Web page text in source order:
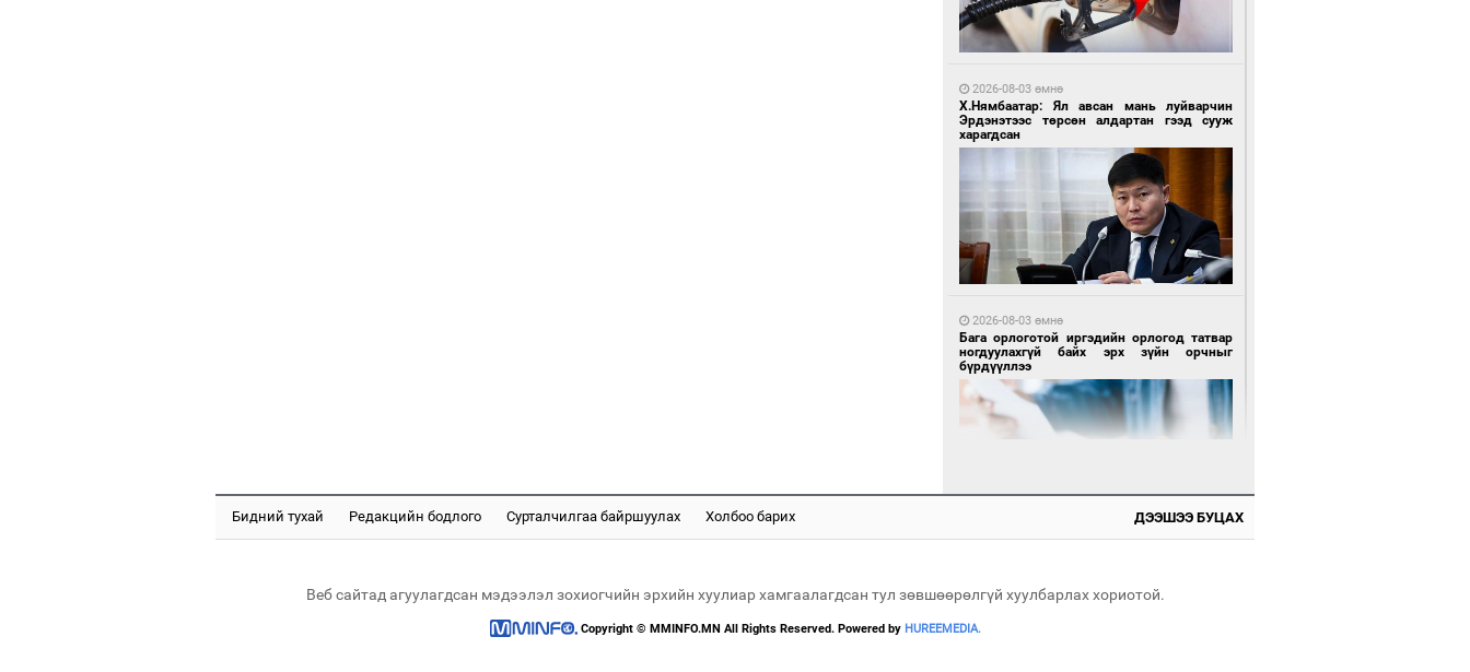
20 цагийн өмнө өмнө
1 өдрийн өмнө өмнө
Бүх төрлийн шатахууны импортыг шуурхай
МИАТ ТӨХК “Боинг” компанитай хамтын
2026-08-03 өмнө
Х.Нямбаатар: Ял авсан мань луйварчин
Эрдэнэтээс төрсөн алдартан гээд сууж
харагдсан
2026-08-03 өмнө
Бага орлоготой иргэдийн орлогод татвар
ногдуулахгүй байх эрх зүйн орчныг
бүрдүүллээ
Бидний тухай Редакцийн бодлого Сурталчилгаа байршуулах Холбоо барих ДЭЭШЭЭ БУЦАХ
Веб сайтад агуулагдсан мэдээлэл зохиогчийн эрхийн хуулиар хамгаалагдсан тул зөвшөөрөлгүй хуулбарлах хориотой.
Copyright © MMINFO.MN All Rights Reserved. Powered by HUREEMEDIA.